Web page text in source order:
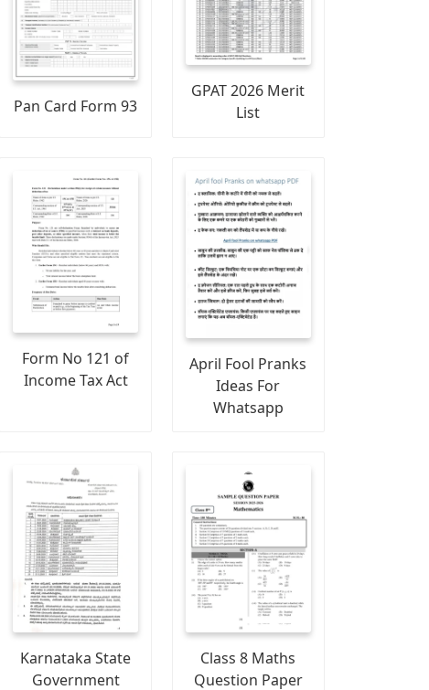
Pan Card Form 93
GPAT 2026 Merit
List
Form No 121 of
Income Tax Act
April Fool Pranks
Ideas For
Whatsapp
Karnataka State
Government
Class 8 Maths
Question Paper